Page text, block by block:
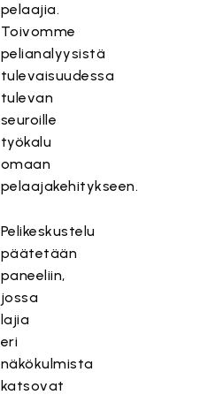
pelaajia.
Toivomme
pelianalyysistä
tulevaisuudessa
tulevan
seuroille
työkalu
omaan
pelaajakehitykseen.
Pelikeskustelu
päätetään
paneeliin,
jossa
lajia
eri
näkökulmista
katsovat